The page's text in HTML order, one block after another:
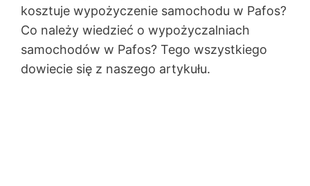
kosztuje wypożyczenie samochodu w Pafos?
Co należy wiedzieć o wypożyczalniach
samochodów w Pafos? Tego wszystkiego
dowiecie się z naszego artykułu.